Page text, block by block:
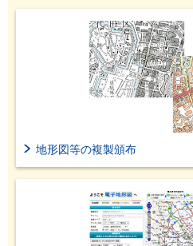
地形図等の複製頒布